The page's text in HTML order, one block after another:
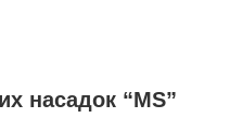
насадок “MS”